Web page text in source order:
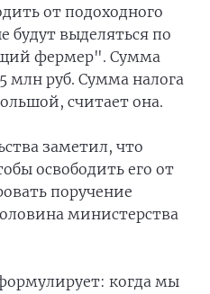
от подоходного
будут выделяться по
фермер". Сумма
млн руб. Сумма налога
считает она.
заметил, что
освободить его от
поручение
министерства
когда мы